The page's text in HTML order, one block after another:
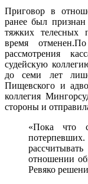
Приговор в
ранее был
тяжких телесных
время
рассмотрения
судейскую
до семи лет
Пищевского и
коллегия
стороны и
«Пока что
отношении
Ревяко